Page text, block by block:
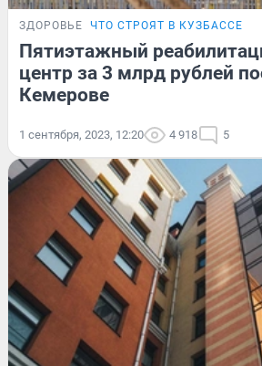
ЗДОРОВЬЕ ЧТО СТРОЯТ В КУЗБАССЕ
Пятиэтажный
центр за 3 млрд рублей
Кемерове
1 сентября, 2023, 12:20 4 918 5